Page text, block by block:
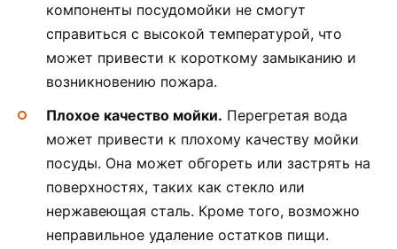
компоненты посудомойки не смогут
справиться с высокой температурой, что
может привести к короткому замыканию и
возникновению пожара.
Плохое качество мойки. Перегретая вода
может привести к плохому качеству мойки
посуды. Она может обгореть или застрять на
поверхностях, таких как стекло или
нержавеющая сталь. Кроме того, возможно
неправильное удаление остатков пищи.